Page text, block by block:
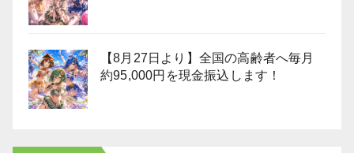
【8月27日より】全国の高齢者へ毎月
約95,000円を現金振込します！